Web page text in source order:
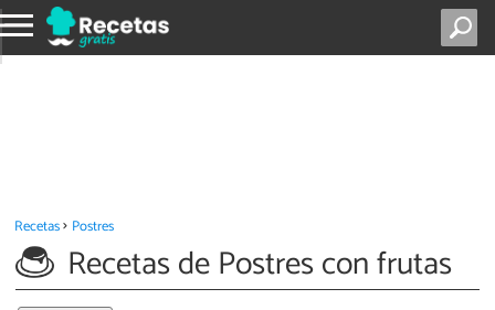
Recetas Postres
Recetas de Postres con frutas